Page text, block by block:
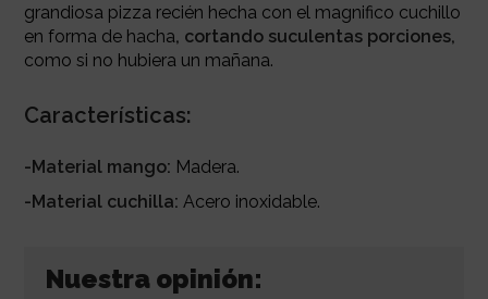
grandiosa pizza recién hecha con el magnifico cuchillo
en forma de hacha, cortando suculentas porciones,
como si no hubiera un mañana.
Características:
-Material mango: Madera.
-Material cuchilla: Acero inoxidable.
Nuestra opinión: